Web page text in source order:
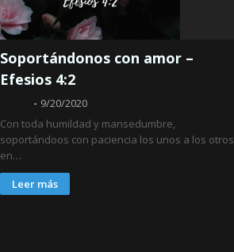
Soportándonos con amor –
Efesios 4:2
9/20/2020
Con toda humildad y mansedumbre,
soportándoos con paciencia los unos a los otros
en…
Leer más